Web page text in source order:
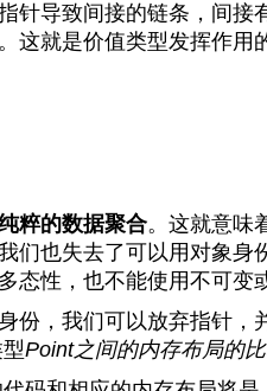
针导致间接的链条，间
这就是价值类型发挥作用
粹的数据聚合。这就意味
们也失去了可以用对象身
态性，也不能使用不可变
份，我们可以放弃指针
Point之间的内存布局的